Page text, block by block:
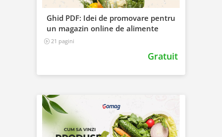
Ghid PDF: Idei de promovare pentru
un magazin online de alimente
21 pagini
Gratuit